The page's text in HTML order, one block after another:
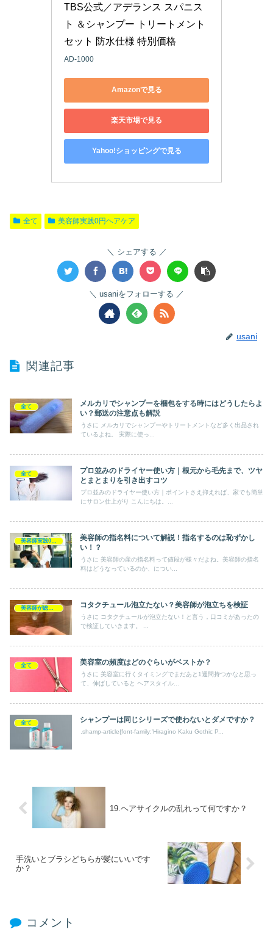
TBS公式／アデランス スパニス
ト ＆シャンプー トリートメント
セット 防水仕様 特別価格
AD-1000
Amazonで見る
楽天市場で見る
Yahoo!ショッピングで見る
全て 美容師実践0円ヘアケア
シェアする
usaniをフォローする
usani
関連記事
全て
メルカリでシャンプーを梱包をする時にはどうしたらよ
い？郵送の注意点も解説
うさに メルカリでシャンプーやトリートメントなど多く出品され
ているよね。 実際に使っ...
全て
プロ並みのドライヤー使い方｜根元から毛先まで、ツヤ
とまとまりを引き出すコツ
プロ並みのドライヤー使い方｜ポイントさえ抑えれば、家でも簡単
にサロン仕上がり こんにちは。...
美容師実践0円ヘアケア
美容師の指名料について解説！指名するのは恥ずかし
い！？
うさに 美容師の産の指名料って値段が様々だよね。美容師の指名
料はどうなっているのか、につい...
美容師が総評シャンプー コタクチュール泡立たない？美容師が泡立ちを検証
うさに コタクチュールが泡立たない！と言う，口コミがあったの
で検証していきます。 ...
全て 美容室の頻度はどのぐらいがベストか？
うさに 美容室に行くタイミングでまだあと1週間持つかなと思っ
て、伸ばしていると ヘアスタイル...
全て シャンプーは同じシリーズで使わないとダメですか？
.shamp-article{font-family:'Hiragino Kaku Gothic P...
19.ヘアサイクルの乱れって何ですか？
手洗いとブラシどちらが髪にいいです
か？
コメント